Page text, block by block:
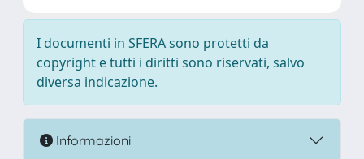
I documenti in SFERA sono protetti da
copyright e tutti i diritti sono riservati, salvo
diversa indicazione.
Informazioni